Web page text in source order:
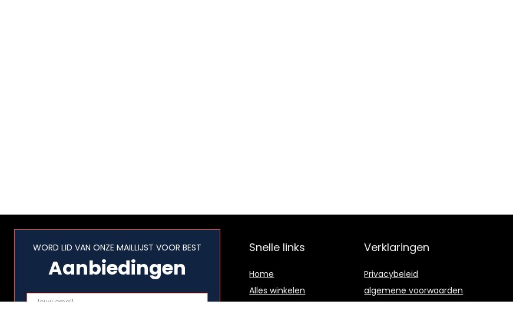
WORD LID VAN ONZE MAILLIJST VOOR BEST
Aanbiedingen
Snelle links
Home
Alles winkelen
Verklaringen
Privacybeleid
algemene voorwaarden